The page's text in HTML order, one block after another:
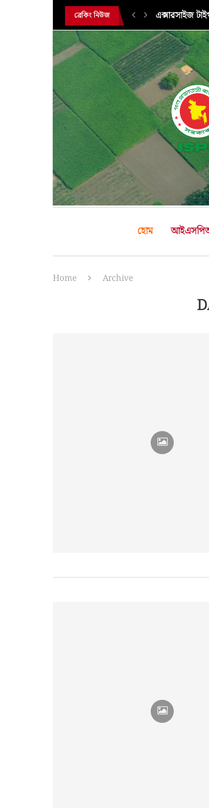
ব্রেকিং নিউজ এক্সারসাইজ
হোম
Home Archive